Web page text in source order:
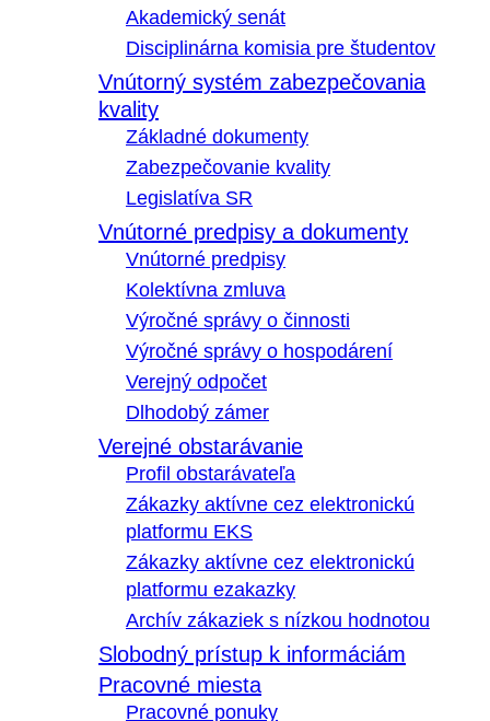
Akademický senát
Disciplinárna komisia pre študentov
Vnútorný systém zabezpečovania
kvality
Základné dokumenty
Zabezpečovanie kvality
Legislatíva SR
Vnútorné predpisy a dokumenty
Vnútorné predpisy
Kolektívna zmluva
Výročné správy o činnosti
Výročné správy o hospodárení
Verejný odpočet
Dlhodobý zámer
Verejné obstarávanie
Profil obstarávateľa
Zákazky aktívne cez elektronickú
platformu EKS
Zákazky aktívne cez elektronickú
platformu ezakazky
Archív zákaziek s nízkou hodnotou
Slobodný prístup k informáciám
Pracovné miesta
Pracovné ponuky